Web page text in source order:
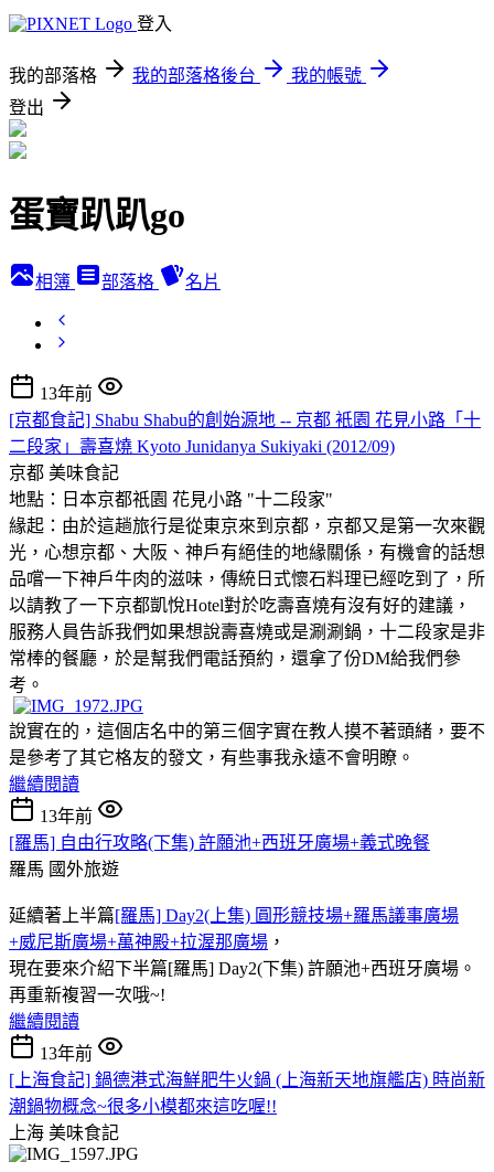
登入
我的部落格 我的部落格後台
我的帳號
登出
蛋寶趴趴go
相簿 部落格 名片
13年前
[京都食記] Shabu Shabu的創始源地 -- 京都 衹園 花見小路「十
二段家」壽喜燒 Kyoto Junidanya Sukiyaki (2012/09)
京都 美味食記
地點：日本京都祇園 花見小路 "十二段家"
緣起：由於這趟旅行是從東京來到京都，京都又是第一次來觀
光，心想京都、大阪、神戶有絕佳的地緣關係，有機會的話想
品嚐一下神戶牛肉的滋味，傳統日式懷石料理已經吃到了，所
以請教了一下京都凱悅Hotel對於吃壽喜燒有沒有好的建議，
服務人員告訴我們如果想說壽喜燒或是涮涮鍋，十二段家是非
常棒的餐廳，於是幫我們電話預約，還拿了份DM給我們參
考。
說實在的，這個店名中的第三個字實在教人摸不著頭緒 ，要不
是參考了其它格友的發文，有些事我永遠不會明瞭。
繼續閱讀
13年前
[羅馬] 自由行攻略(下集) 許願池+西班牙廣場+義式晚餐
羅馬 國外旅遊
延續著上半篇[羅馬] Day2(上集) 圓形競技場+羅馬議事廣場
+威尼斯廣場+萬神殿+拉渥那廣場 ，
現在要來介紹下半篇[羅馬] Day2(下集) 許願池+西班牙廣場。
再重新複習一次哦~!
繼續閱讀
13年前
[上海食記] 鍋德港式海鮮肥牛火鍋 (上海新天地旗艦店) 時尚新
潮鍋物概念~很多小模都來這吃喔!!
上海 美味食記